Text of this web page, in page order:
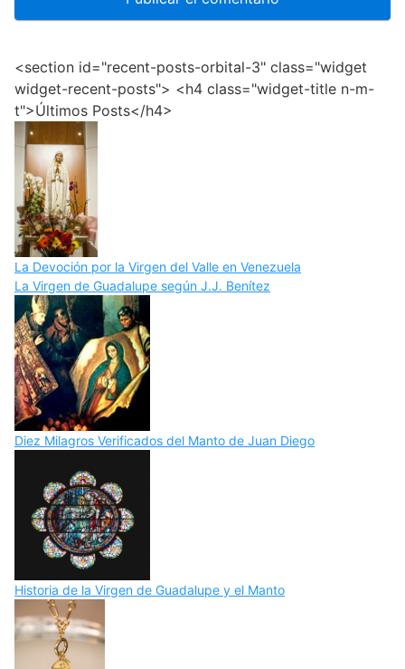
<section id="recent-posts-orbital-3" class="widget
widget-recent-posts"> <h4 class="widget-title n-m-
t">Últimos Posts</h4>
La Devoción por la Virgen del Valle en Venezuela
La Virgen de Guadalupe según J.J. Benítez
Diez Milagros Verificados del Manto de Juan Diego
Historia de la Virgen de Guadalupe y el Manto